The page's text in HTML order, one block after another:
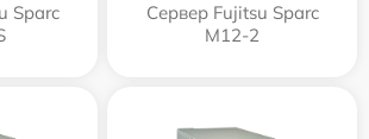
Sparc
Сервер Fujitsu Sparc
M12-2